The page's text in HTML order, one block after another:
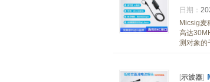
日期：
Micsig麦
高达
测对象的
[示波器]